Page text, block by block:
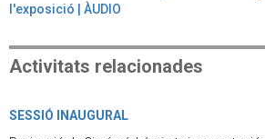
l'exposició | ÀUDIO
Activitats relacionades
SESSIÓ INAUGURAL